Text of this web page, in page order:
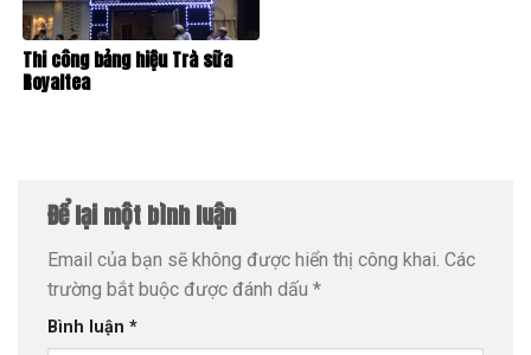
Thi công bảng hiệu Trà sữa
Royaltea
Để lại một bình luận
Email của bạn sẽ không được hiển thị công khai. Các
trường bắt buộc được đánh dấu *
Bình luận *